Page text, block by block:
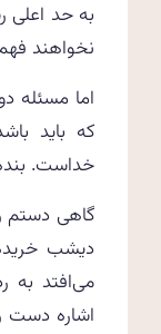
به حد اعلی
نخواهند
اما مسئله
که باید
خداست.
گاهی دستم
دیشب
می‌افتد به
اشاره دست